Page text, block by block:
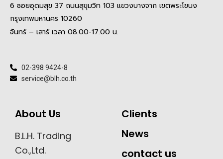
6 ซอยอุดมสุข 37 ถนนสุขุมวิท 103 แขวงบางจาก เขตพระโขนง
กรุงเทพมหานคร 10260
จันทร์ – เสาร์ เวลา 08.00-17.00 น.
02-398 9424-8
service@blh.co.th
About Us
B.L.H. Trading
Co.,Ltd.
Clients
News
contact us